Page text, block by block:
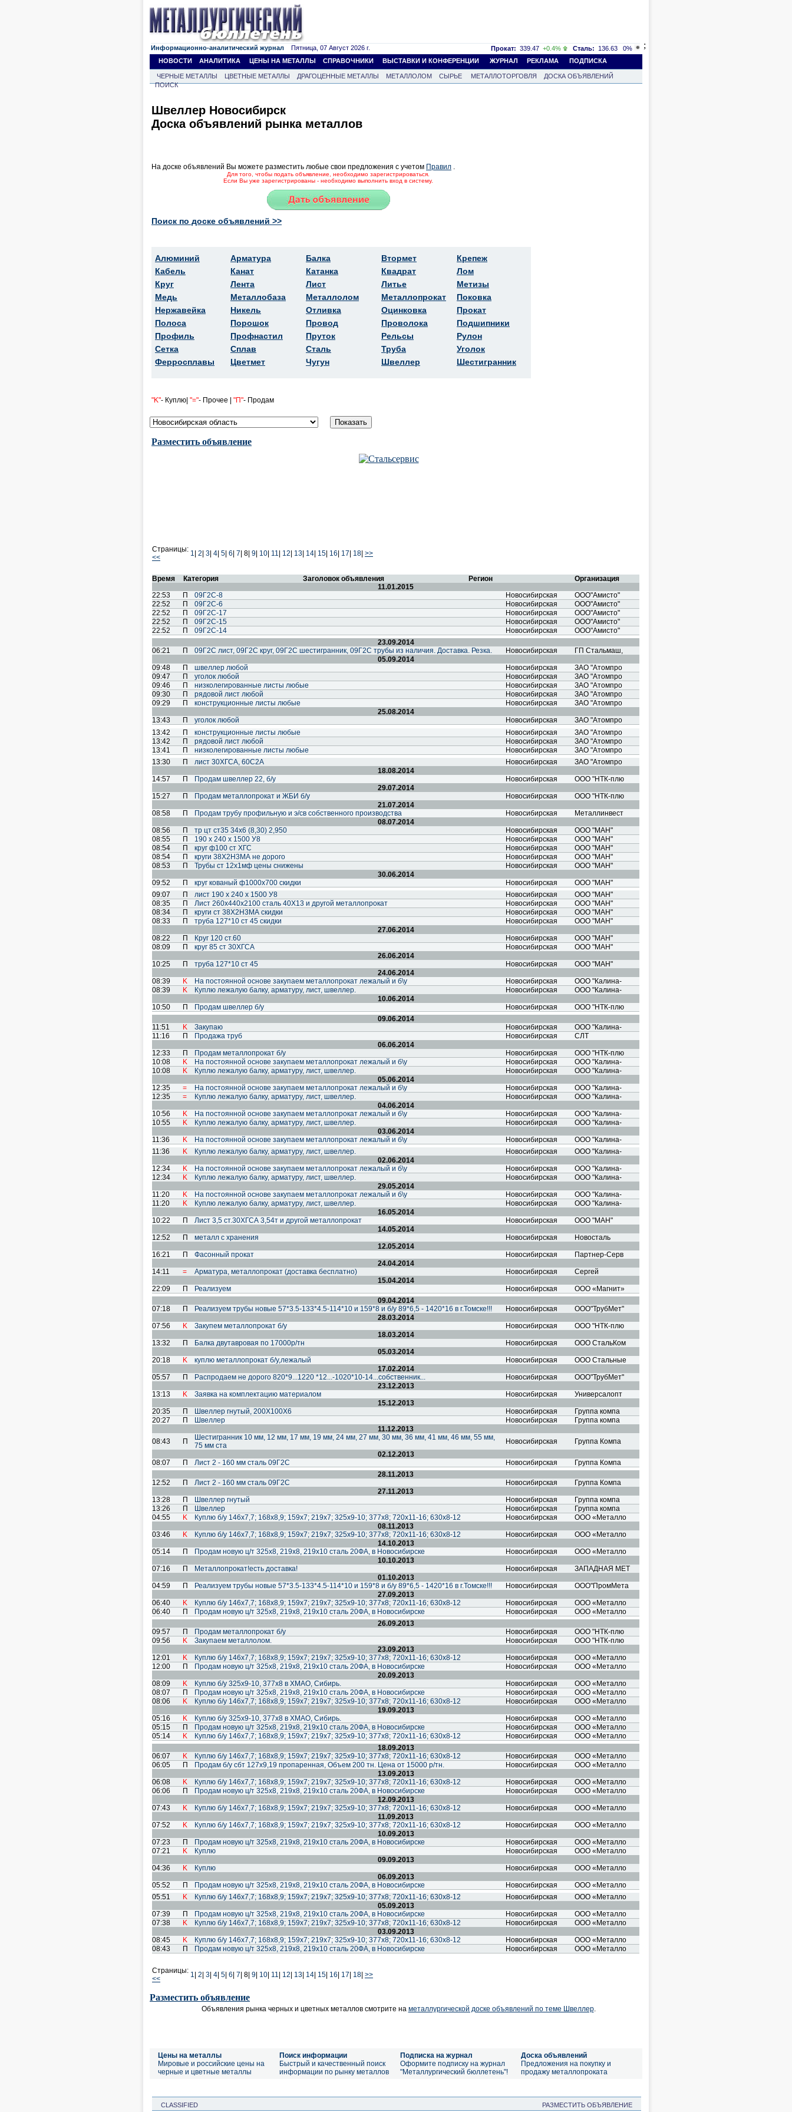
Информационно-аналитический журнал Пятница, 07 Август 2026 г. Прокат: 339.47 +0.4% Сталь: 136.63
0%
НОВОСТИ
АНАЛИТИКА ЦЕНЫ НА МЕТАЛЛЫ СПРАВОЧНИКИ ВЫСТАВКИ И КОНФЕРЕНЦИИ ЖУРНАЛ РЕКЛАМА ПОДПИСКА
ЧЕРНЫЕ МЕТАЛЛЫ ЦВЕТНЫЕ МЕТАЛЛЫ ДРАГОЦЕННЫЕ МЕТАЛЛЫ МЕТАЛЛОЛОМ СЫРЬЕ МЕТАЛЛОТОРГОВЛЯ
ДОСКА ОБЪЯВЛЕНИЙ
ПОИСК
;
Швеллер Новосибирск
Доска объявлений рынка металлов
На доске объявлений Вы можете разместить любые свои предложения с учетом Правил
Для того, чтобы подать объявление, необходимо зарегистрироваться.
Если Вы уже зарегистрированы - необходимо выполнить вход в систему.
Поиск по доске объявлений >>
Алюминий
Кабель
Круг
Медь
Нержавейка
Полоса
Профиль
Сетка
Ферросплавы
Арматура
Канат
Лента
Металлобаза
Никель
Порошок
Профнастил
Сплав
Цветмет
Балка
Катанка
Лист
Металлолом
Отливка
Провод
Пруток
Сталь
Чугун
Втормет
Квадрат
Литье
Металлопрокат
Оцинковка
Проволока
Рельсы
Труба
Швеллер
Крепеж
Лом
Метизы
Поковка
Прокат
Подшипники
Рулон
Уголок
Шестигранник
"K"- Куплю| "="- Прочее | "П"- Продам
Разместить объявление
Страницы:
<<
1 2 3 4 5 6 7 8| 9 10 11 12 13 14 15 16 17 18 >>
Время Категория Заголовок объявления Регион
Организация
11.01.2015
22:53
П 09Г2С-8 Новосибирская
ООО"Амисто"
22:52
П 09Г2С-6 Новосибирская
ООО"Амисто"
22:52
П 09Г2С-17 Новосибирская
ООО"Амисто"
22:52
П 09Г2С-15 Новосибирская
ООО"Амисто"
22:52
П 09Г2С-14 Новосибирская
ООО"Амисто"
23.09.2014
06:21
П 09Г2С лист, 09Г2С круг, 09Г2С шестигранник, 09Г2С трубы из наличия. Доставка. Резка. Новосибирская
ГП Стальмаш,
05.09.2014
09:48
П швеллер любой Новосибирская
ЗАО "Атомпро
09:47
П уголок любой Новосибирская
ЗАО "Атомпро
09:46
П низколегированные листы любые Новосибирская
ЗАО "Атомпро
09:30
П рядовой лист любой Новосибирская
ЗАО "Атомпро
09:29
П конструкционные листы любые Новосибирская
ЗАО "Атомпро
25.08.2014
13:43
П уголок любой Новосибирская
ЗАО "Атомпро
13:42
П конструкционные листы любые Новосибирская
ЗАО "Атомпро
13:42
П рядовой лист любой Новосибирская
ЗАО "Атомпро
13:41
П низколегированные листы любые Новосибирская
ЗАО "Атомпро
13:30
П лист 30ХГСА, 60С2А Новосибирская
ЗАО "Атомпро
18.08.2014
14:57
П Продам швеллер 22, б/у Новосибирская
ООО "НТК-плю
29.07.2014
15:27
П Продам металлопрокат и ЖБИ б/у Новосибирская
ООО "НТК-плю
21.07.2014
08:58
П Продам трубу профильную и э/св собственного производства Новосибирская
Металлинвест
08.07.2014
08:56
П тр цт ст35 34х6 (8,30) 2,950 Новосибирская
ООО "МАН"
08:55
П 190 х 240 х 1500 У8 Новосибирская
ООО "МАН"
08:54
П круг ф100 ст ХГС Новосибирская
ООО "МАН"
08:54
П круги 38Х2Н3МА не дорого Новосибирская
ООО "МАН"
08:53
П Трубы ст 12х1мф цены снижены Новосибирская
ООО "МАН"
30.06.2014
09:52
П круг кованый ф1000х700 скидки Новосибирская
ООО "МАН"
09:07
П лист 190 х 240 х 1500 У8 Новосибирская
ООО "МАН"
08:35
П Лист 260х440х2100 сталь 40Х13 и другой металлопрокат Новосибирская
ООО "МАН"
08:34
П круги ст 38Х2Н3МА скидки Новосибирская
ООО "МАН"
08:33
П труба 127*10 ст 45 скидки Новосибирская
ООО "МАН"
27.06.2014
08:22
П Круг 120 ст.60 Новосибирская
ООО "МАН"
08:09
П круг 85 ст 30ХГСА Новосибирская
ООО "МАН"
26.06.2014
10:25
П труба 127*10 ст 45 Новосибирская
ООО "МАН"
24.06.2014
08:39
K На постоянной основе закупаем металлопрокат лежалый и б\у Новосибирская
ООО "Калина-
08:39
K Куплю лежалую балку, арматуру, лист, швеллер. Новосибирская
ООО "Калина-
10.06.2014
10:50
П Продам швеллер б/у Новосибирская
ООО "НТК-плю
09.06.2014
11:51
K Закупаю Новосибирская
ООО "Калина-
11:16
П Продажа труб Новосибирская
СЛТ
06.06.2014
12:33
П Продам металлопрокат б/у Новосибирская
ООО "НТК-плю
10:08
K На постоянной основе закупаем металлопрокат лежалый и б\у Новосибирская
ООО "Калина-
10:08
K Куплю лежалую балку, арматуру, лист, швеллер. Новосибирская
ООО "Калина-
05.06.2014
12:35
= На постоянной основе закупаем металлопрокат лежалый и б\у Новосибирская
ООО "Калина-
12:35
= Куплю лежалую балку, арматуру, лист, швеллер. Новосибирская
ООО "Калина-
04.06.2014
10:56
K На постоянной основе закупаем металлопрокат лежалый и б\у Новосибирская
ООО "Калина-
10:55
K Куплю лежалую балку, арматуру, лист, швеллер. Новосибирская
ООО "Калина-
03.06.2014
11:36
K На постоянной основе закупаем металлопрокат лежалый и б\у Новосибирская
ООО "Калина-
11:36
K Куплю лежалую балку, арматуру, лист, швеллер. Новосибирская
ООО "Калина-
02.06.2014
12:34
K На постоянной основе закупаем металлопрокат лежалый и б\у Новосибирская
ООО "Калина-
12:34
K Куплю лежалую балку, арматуру, лист, швеллер. Новосибирская
ООО "Калина-
29.05.2014
11:20
K На постоянной основе закупаем металлопрокат лежалый и б\у Новосибирская
ООО "Калина-
11:20
K Куплю лежалую балку, арматуру, лист, швеллер. Новосибирская
ООО "Калина-
16.05.2014
10:22
П Лист 3,5 ст.30ХГСА 3,54т и другой металлопрокат Новосибирская
ООО "МАН"
14.05.2014
12:52
П металл с хранения Новосибирская
Новосталь
12.05.2014
16:21
П Фасонный прокат Новосибирская
Партнер-Серв
24.04.2014
14:11
= Арматура, металлопрокат (доставка бесплатно) Новосибирская
Сергей
15.04.2014
22:09
П Реализуем Новосибирская
ООО «Магнит»
09.04.2014
07:18
П Реализуем трубы новые 57*3.5-133*4.5-114*10 и 159*8 и б/у 89*6,5 - 1420*16 в г.Томске!!! Новосибирская
ООО"ТрубМет"
28.03.2014
07:56
K Закупем металлопрокат б/у Новосибирская
ООО "НТК-плю
18.03.2014
13:32
П Балка двутавровая по 17000р/тн Новосибирская
ООО СтальКом
05.03.2014
20:18
K куплю металлопрокат б/у,лежалый Новосибирская
ООО Стальные
17.02.2014
05:57
П Распродаем не дорого 820*9...1220 *12...-1020*10-14...собственник... Новосибирская
ООО"ТрубМет"
23.12.2013
13:13
K Заявка на комплектацию материалом Новосибирская
Универсалопт
15.12.2013
20:35
П Швеллер гнутый, 200Х100Х6 Новосибирская
Группа компа
20:27
П Швеллер Новосибирская
Группа компа
11.12.2013
08:43
П
Шестигранник 10 мм, 12 мм, 17 мм, 19 мм, 24 мм, 27 мм, 30 мм, 36 мм, 41 мм, 46 мм, 55 мм,
75 мм ста
Новосибирская
Группа Компа
02.12.2013
08:07
П Лист 2 - 160 мм сталь 09Г2С Новосибирская
Группа Компа
28.11.2013
12:52
П Лист 2 - 160 мм сталь 09Г2С Новосибирская
Группа Компа
27.11.2013
13:28
П Швеллер гнутый Новосибирская
Группа компа
13:26
П Швеллер Новосибирская
Группа компа
04:55
K Куплю б/у 146х7,7; 168х8,9; 159х7; 219х7; 325х9-10; 377х8; 720х11-16; 630х8-12 Новосибирская
ООО «Металло
08.11.2013
03:46
K Куплю б/у 146х7,7; 168х8,9; 159х7; 219х7; 325х9-10; 377х8; 720х11-16; 630х8-12 Новосибирская
ООО «Металло
14.10.2013
05:14
П Продам новую ц/т 325х8, 219х8, 219х10 сталь 20ФА, в Новосибирске Новосибирская
ООО «Металло
10.10.2013
07:16
П Металлопрокат!есть доставка! Новосибирская
ЗАПАДНАЯ МЕТ
01.10.2013
04:59
П Реализуем трубы новые 57*3.5-133*4.5-114*10 и 159*8 и б/у 89*6,5 - 1420*16 в г.Томске!!! Новосибирская
ООО"ПромМета
27.09.2013
06:40
K Куплю б/у 146х7,7; 168х8,9; 159х7; 219х7; 325х9-10; 377х8; 720х11-16; 630х8-12 Новосибирская
ООО «Металло
06:40
П Продам новую ц/т 325х8, 219х8, 219х10 сталь 20ФА, в Новосибирске Новосибирская
ООО «Металло
26.09.2013
09:57
П Продам металлопрокат б/у Новосибирская
ООО "НТК-плю
09:56
K Закупаем металлолом. Новосибирская
ООО "НТК-плю
23.09.2013
12:01
K Куплю б/у 146х7,7; 168х8,9; 159х7; 219х7; 325х9-10; 377х8; 720х11-16; 630х8-12 Новосибирская
ООО «Металло
12:00
П Продам новую ц/т 325х8, 219х8, 219х10 сталь 20ФА, в Новосибирске Новосибирская
ООО «Металло
20.09.2013
08:09
K Куплю б/у 325х9-10, 377х8 в ХМАО, Сибирь. Новосибирская
ООО «Металло
08:07
П Продам новую ц/т 325х8, 219х8, 219х10 сталь 20ФА, в Новосибирске Новосибирская
ООО «Металло
08:06
K Куплю б/у 146х7,7; 168х8,9; 159х7; 219х7; 325х9-10; 377х8; 720х11-16; 630х8-12 Новосибирская
ООО «Металло
19.09.2013
05:16
K Куплю б/у 325х9-10, 377х8 в ХМАО, Сибирь. Новосибирская
ООО «Металло
05:15
П Продам новую ц/т 325х8, 219х8, 219х10 сталь 20ФА, в Новосибирске Новосибирская
ООО «Металло
05:14
K Куплю б/у 146х7,7; 168х8,9; 159х7; 219х7; 325х9-10; 377х8; 720х11-16; 630х8-12 Новосибирская
ООО «Металло
18.09.2013
06:07
K Куплю б/у 146х7,7; 168х8,9; 159х7; 219х7; 325х9-10; 377х8; 720х11-16; 630х8-12 Новосибирская
ООО «Металло
06:05
П Продам б/у сбт 127х9,19 пропаренная, Объем 200 тн. Цена от 15000 р/тн. Новосибирская
ООО «Металло
13.09.2013
06:08
K Куплю б/у 146х7,7; 168х8,9; 159х7; 219х7; 325х9-10; 377х8; 720х11-16; 630х8-12 Новосибирская
ООО «Металло
06:06
П Продам новую ц/т 325х8, 219х8, 219х10 сталь 20ФА, в Новосибирске Новосибирская
ООО «Металло
12.09.2013
07:43
K Куплю б/у 146х7,7; 168х8,9; 159х7; 219х7; 325х9-10; 377х8; 720х11-16; 630х8-12 Новосибирская
ООО «Металло
11.09.2013
07:52
K Куплю б/у 146х7,7; 168х8,9; 159х7; 219х7; 325х9-10; 377х8; 720х11-16; 630х8-12 Новосибирская
ООО «Металло
10.09.2013
07:23
П Продам новую ц/т 325х8, 219х8, 219х10 сталь 20ФА, в Новосибирске Новосибирская
ООО «Металло
07:21
K Куплю Новосибирская
ООО «Металло
09.09.2013
04:36
K Куплю Новосибирская
ООО «Металло
06.09.2013
05:52
П Продам новую ц/т 325х8, 219х8, 219х10 сталь 20ФА, в Новосибирске Новосибирская
ООО «Металло
05:51
K Куплю б/у 146х7,7; 168х8,9; 159х7; 219х7; 325х9-10; 377х8; 720х11-16; 630х8-12 Новосибирская
ООО «Металло
05.09.2013
07:39
П Продам новую ц/т 325х8, 219х8, 219х10 сталь 20ФА, в Новосибирске Новосибирская
ООО «Металло
07:38
K Куплю б/у 146х7,7; 168х8,9; 159х7; 219х7; 325х9-10; 377х8; 720х11-16; 630х8-12 Новосибирская
ООО «Металло
03.09.2013
08:45
K Куплю б/у 146х7,7; 168х8,9; 159х7; 219х7; 325х9-10; 377х8; 720х11-16; 630х8-12 Новосибирская
ООО «Металло
08:43
П Продам новую ц/т 325х8, 219х8, 219х10 сталь 20ФА, в Новосибирске Новосибирская ООО «Металло
Страницы:
<<
1 2 3 4 5 6 7 8| 9 10 11 12 13 14 15 16 17 18 >>
Разместить объявление
Объявления рынка черных и цветных металлов смотрите на металлургической доске объявлений по теме Швеллер.
Цены на металлы
Мировые и российские цены на
черные и цветные металлы
Поиск информации
Быстрый и качественный поиск
информации по рынку металлов
Подписка на журнал
Оформите подписку на журнал
"Металлургический бюллетень"!
Доска объявлений
Предложения на покупку и
продажу металлопроката
CLASSIFIED РАЗМЕСТИТЬ ОБЪЯВЛЕНИЕ